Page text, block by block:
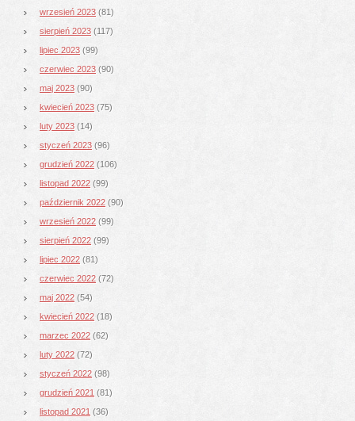
wrzesień 2023 (81)
sierpień 2023 (117)
lipiec 2023 (99)
czerwiec 2023 (90)
maj 2023 (90)
kwiecień 2023 (75)
luty 2023 (14)
styczeń 2023 (96)
grudzień 2022 (106)
listopad 2022 (99)
październik 2022 (90)
wrzesień 2022 (99)
sierpień 2022 (99)
lipiec 2022 (81)
czerwiec 2022 (72)
maj 2022 (54)
kwiecień 2022 (18)
marzec 2022 (62)
luty 2022 (72)
styczeń 2022 (98)
grudzień 2021 (81)
listopad 2021 (36)